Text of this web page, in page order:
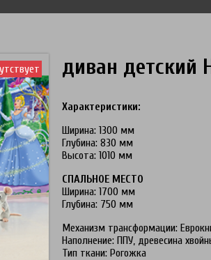
диван
Характеристики:
Ширина: 1300 мм
Глубина: 830 мм
Высота: 1010 мм
СПАЛЬНОЕ МЕСТО
Ширина: 1700 мм
Глубина: 750 мм
Механизм трансформации:
Наполнение: ППУ, древесина
Тип ткани: Рогожка